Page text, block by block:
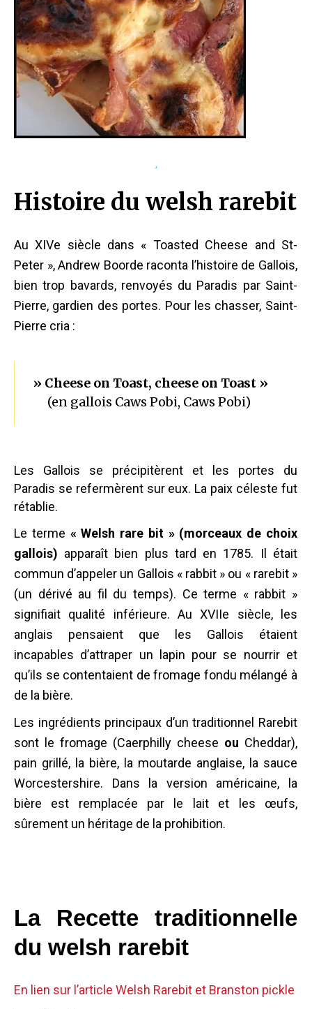
Histoire du welsh rarebit
Au XIVe siècle dans « Toasted Cheese and St-
Peter »,Andrew Boorde raconta l’histoire de Gallois,
bien trop bavards, renvoyés du Paradis par Saint-
Pierre, gardien des portes. Pour les chasser, Saint-
Pierre cria :
» Cheese on Toast, cheese on Toast »
(en gallois Caws Pobi, Caws Pobi)
Les Gallois se précipitèrent et les portes du
Paradis se refermèrent sur eux. La paix céleste fut
rétablie.
Le terme « Welsh rare bit » (morceaux de choix
gallois) apparaît bien plus tard en 1785. Il était
commun d’appeler un Gallois « rabbit » ou « rarebit »
(un dérivé au fil du temps). Ce terme « rabbit »
signifiait qualité inférieure. Au XVIIe siècle, les
anglais pensaient que les Gallois étaient
incapables d’attraper un lapin pour se nourrir et
qu’ils se contentaient de fromage fondu mélangé à
de la bière.
Les ingrédients principaux d’un traditionnel Rarebit
sont le fromage (Caerphilly cheese ou Cheddar),
pain grillé, la bière, la moutarde anglaise, la sauce
Worcestershire. Dans la version américaine, la
bière est remplacée par le lait et les œufs,
sûrement un héritage de la prohibition.
La Recette traditionnelle
du welsh rarebit
En lien sur l’article Welsh Rarebit et Branston pickle